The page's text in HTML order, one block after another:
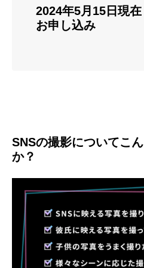
2024年5月15日現
お申し込み
SNSの撮影についてこ
か？